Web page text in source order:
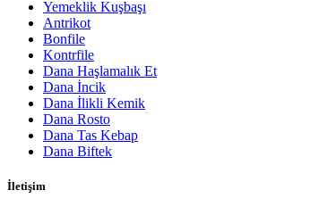
Yemeklik Kuşbaşı
Antrikot
Bonfile
Kontrfile
Dana Haşlamalık Et
Dana İncik
Dana İlikli Kemik
Dana Rosto
Dana Tas Kebap
Dana Biftek
İletişim